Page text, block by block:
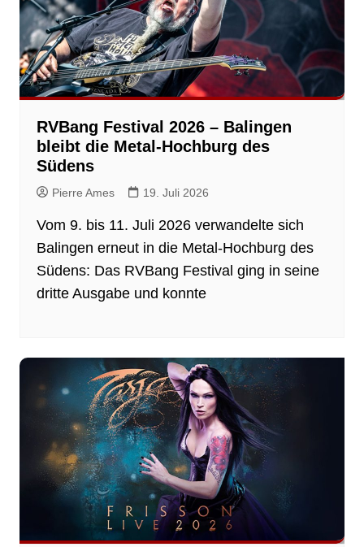
RVBang Festival 2026 – Balingen
bleibt die Metal-Hochburg des
Südens
Pierre Ames 19. Juli 2026
Vom 9. bis 11. Juli 2026 verwandelte sich
Balingen erneut in die Metal-Hochburg des
Südens: Das RVBang Festival ging in seine
dritte Ausgabe und konnte